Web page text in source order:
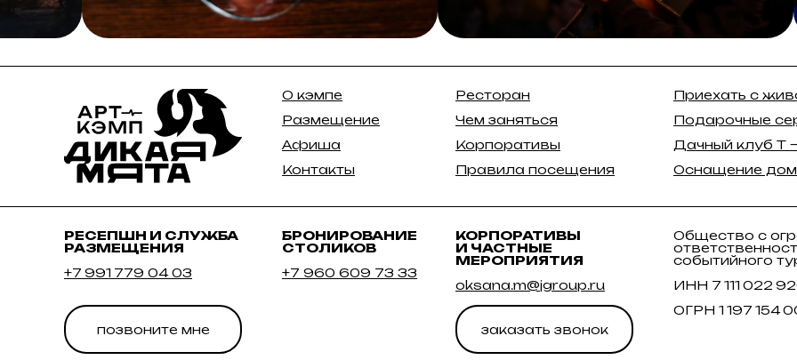
О кэмпе
Размещение
Афиша
Контакты
Ресторан
Чем заняться
Корпоративы
Правила посещения
Приехать с
Подарочные
Дачный клуб Т
Оснащение
БРОНИРОВАНИЕ
СТОЛИКОВ
+7 960 609 73 33
РЕСЕПШН И СЛУЖБА
РАЗМЕЩЕНИЯ
+7 991 779 04 03
КОРПОРАТИВЫ
И ЧАСТНЫЕ
МЕРОПРИЯТИЯ
oksana.m@jgroup.ru
Общество с
событийного
ИНН 7 111 022
ОГРН 1 197 154
заказать звонок
позвоните мне